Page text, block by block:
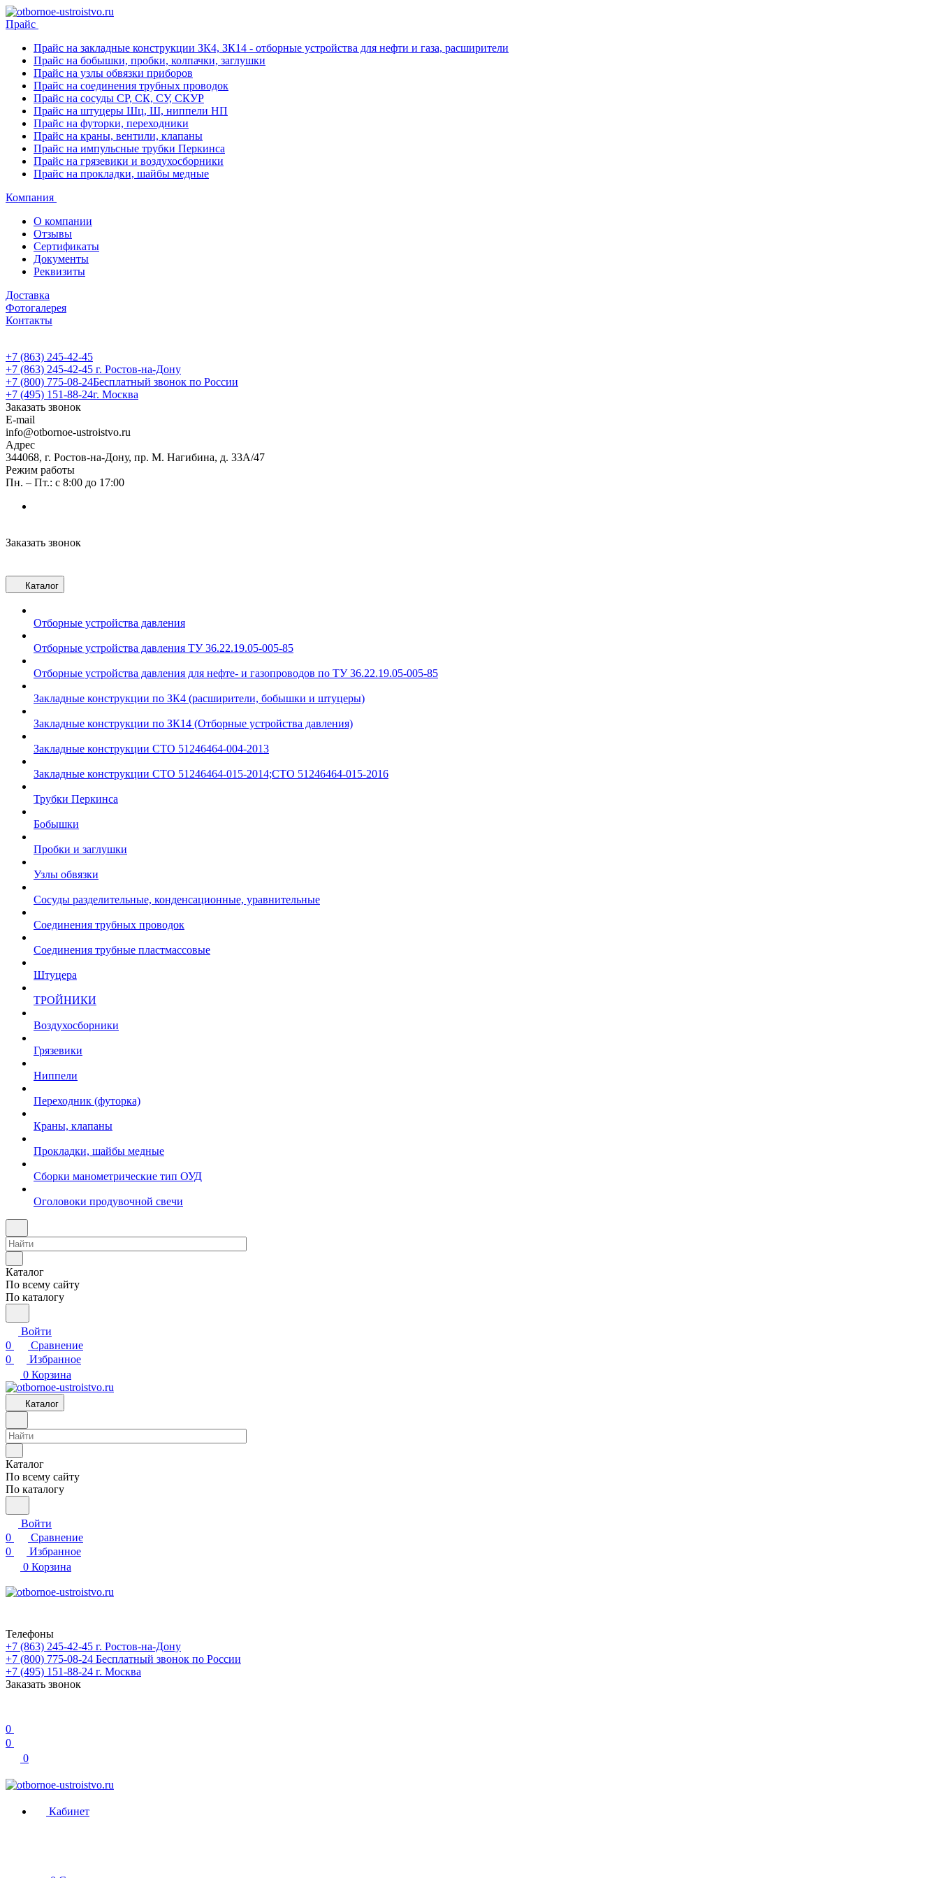
Прайс
Прайс на закладные конструкции ЗК4, ЗК14 - отборные устройства для нефти и газа, расширители
Прайс на бобышки, пробки, колпачки, заглушки
Прайс на узлы обвязки приборов
Прайс на соединения трубных проводок
Прайс на сосуды СР, СК, СУ, СКУР
Прайс на штуцеры Шц, Ш, ниппели НП
Прайс на футорки, переходники
Прайс на краны, вентили, клапаны
Прайс на импульсные трубки Перкинса
Прайс на грязевики и воздухосборники
Прайс на прокладки, шайбы медные
Компания
О компании
Отзывы
Сертификаты
Документы
Реквизиты
Доставка
Фотогалерея
Контакты
+7 (863) 245-42-45
+7 (863) 245-42-45 г. Ростов-на-Дону
+7 (800) 775-08-24Бесплатный звонок по России
+7 (495) 151-88-24г. Москва
Заказать звонок
E-mail
info@otbornoe-ustroistvo.ru
Адрес
344068, г. Ростов-на-Дону, пр. М. Нагибина, д. 33А/47
Режим работы
Пн. – Пт.: с 8:00 до 17:00
Заказать звонок
Каталог
Отборные устройства давления
Отборные устройства давления ТУ 36.22.19.05-005-85
Отборные устройства давления для нефте- и газопроводов по ТУ 36.22.19.05-005-85
Закладные конструкции по ЗК4 (расширители, бобышки и штуцеры)
Закладные конструкции по ЗК14 (Отборные устройства давления)
Закладные конструкции СТО 51246464-004-2013
Закладные конструкции СТО 51246464-015-2014;СТО 51246464-015-2016
Трубки Перкинса
Бобышки
Пробки и заглушки
Узлы обвязки
Сосуды разделительные, конденсационные, уравнительные
Соединения трубных проводок
Соединения трубные пластмассовые
Штуцера
ТРОЙНИКИ
Воздухосборники
Грязевики
Ниппели
Переходник (футорка)
Краны, клапаны
Прокладки, шайбы медные
Сборки манометрические тип ОУД
Оголовоки продувочной свечи
Каталог
По всему сайту
По каталогу
Войти
0
Сравнение
0
Избранное
0 Корзина
Каталог
Каталог
По всему сайту
По каталогу
Войти
0
Сравнение
0
Избранное
0 Корзина
Телефоны
+7 (863) 245-42-45 г. Ростов-на-Дону
+7 (800) 775-08-24 Бесплатный звонок по России
+7 (495) 151-88-24 г. Москва
Заказать звонок
0
0
0
Кабинет